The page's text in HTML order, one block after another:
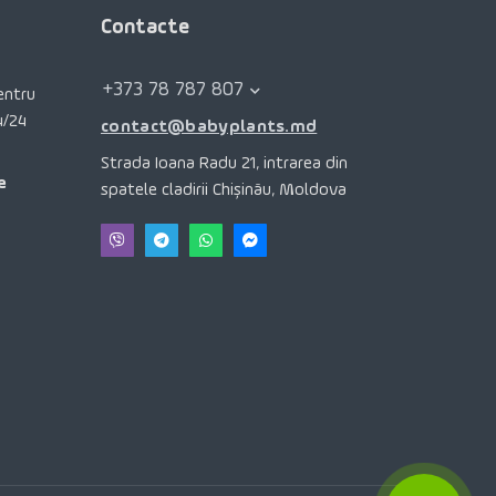
24
Contacte
+373 78 787 807
contact@babyplants.md
Strada Ioana Radu 21, intrarea din
spatele cladirii Chișinău, Moldova